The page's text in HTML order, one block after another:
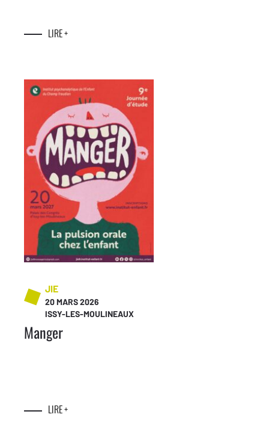
LIRE +
JIE
20 MARS 2026
ISSY-LES-MOULINEAUX
Manger
LIRE +